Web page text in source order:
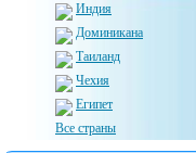
Индия
Доминикана
Таиланд
Чехия
Египет
Все страны